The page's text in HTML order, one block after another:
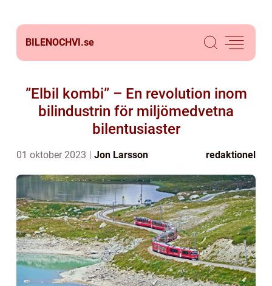
BILENOCHVI.se
”Elbil kombi” – En revolution inom
bilindustrin för miljömedvetna
bilentusiaster
01 oktober 2023 Jon Larsson redaktionel